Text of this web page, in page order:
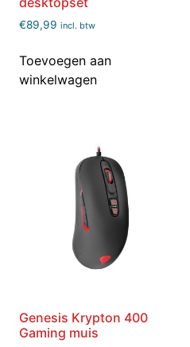
€89,99 incl. btw
Toevoegen aan
winkelwagen
Genesis Krypton 400
Gaming muis